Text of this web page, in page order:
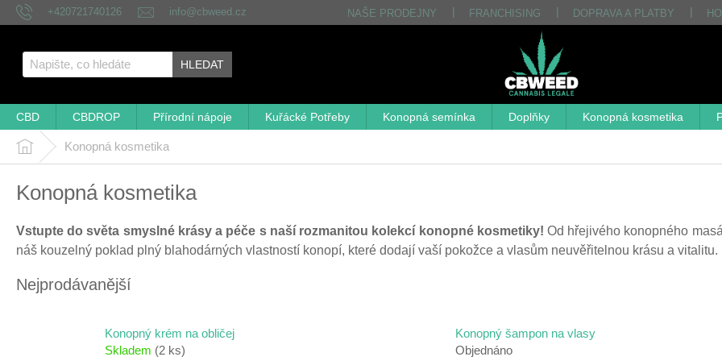
Přejít
na
+420721740126 info@cbweed.cz NAŠE PRODEJNY FRANCHISING DOPRAVA A PLATBY
HLEDAT
CBD CBDROP Přírodní nápoje Kuřácké Potřeby Konopná semínka Doplňky Konopná kosmetika
Domů Konopná kosmetika
Konopná kosmetika
Vstupte do světa smyslné krásy a péče s naší rozmanitou kolekcí konopné kosmetiky! Od hřejivého konopného
náš kouzelný poklad plný blahodárných vlastností konopí, které dodají vaší pokožce a vlasům neuvěřitelnou krásu a vitalitu.
Nejprodávanější
Konopný krém na obličej
Skladem (2 ks)
Konopný šampon na vlasy
Objednáno